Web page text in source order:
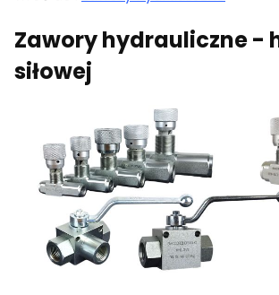
Zawory hydrauliczne -
siłowej